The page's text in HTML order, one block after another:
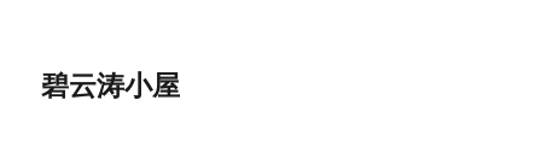
碧云涛小屋